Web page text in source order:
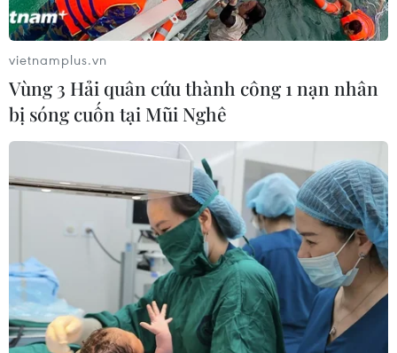
vietnamplus.vn
Vùng 3 Hải quân cứu thành công 1 nạn nhân
bị sóng cuốn tại Mũi Nghê